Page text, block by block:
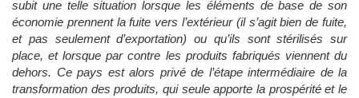
subit une telle situation lorsque les éléments de base de son
économie prennent la fuite vers l’extérieur (il s’agit bien de fuite,
et pas seulement d’exportation) ou qu’ils sont stérilisés sur
place, et lorsque par contre les produits fabriqués viennent du
dehors. Ce pays est alors privé de l’étape intermédiaire de la
transformation des produits, qui seule apporte la prospérité et le